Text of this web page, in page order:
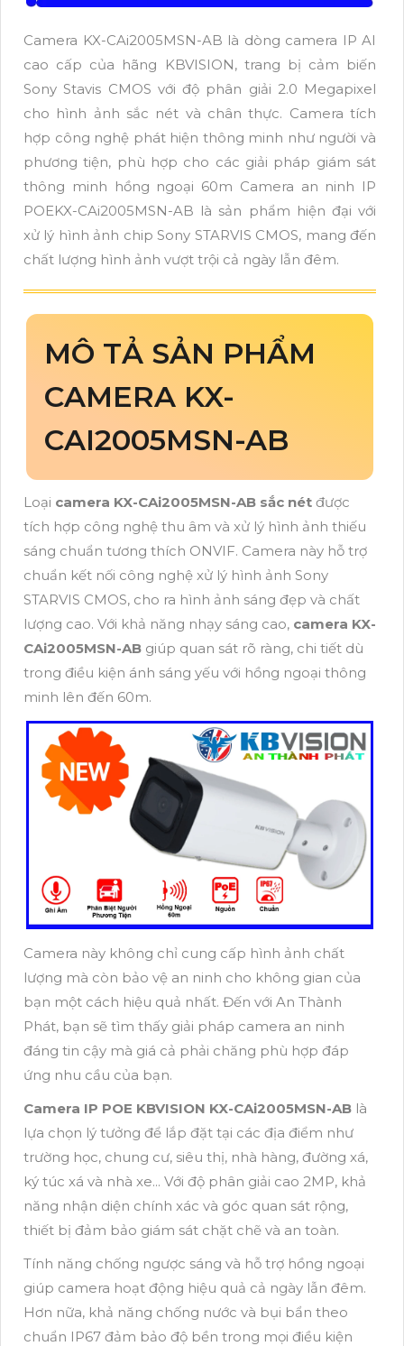
Camera KX-CAi2005MSN-AB là dòng camera IP AI
cao cấp của hãng KBVISION, trang bị cảm biến
Sony Stavis CMOS với độ phân giải 2.0 Megapixel
cho hình ảnh sắc nét và chân thực. Camera tích
hợp công nghệ phát hiện thông minh như người và
phương tiện, phù hợp cho các giải pháp giám sát
thông minh hồng ngoại 60m Camera an ninh IP
POEKX-CAi2005MSN-AB là sản phẩm hiện đại với
xử lý hình ảnh chip Sony STARVIS CMOS, mang đến
chất lượng hình ảnh vượt trội cả ngày lẫn đêm.
MÔ TẢ SẢN PHẨM
CAMERA KX-
CAI2005MSN-AB
Loại camera KX-CAi2005MSN-AB sắc nét được
tích hợp công nghệ thu âm và xử lý hình ảnh thiếu
sáng chuẩn tương thích ONVIF. Camera này hỗ trợ
chuẩn kết nối công nghệ xử lý hình ảnh Sony
STARVIS CMOS, cho ra hình ảnh sáng đẹp và chất
lượng cao. Với khả năng nhạy sáng cao, camera KX-
CAi2005MSN-AB giúp quan sát rõ ràng, chi tiết dù
trong điều kiện ánh sáng yếu với hồng ngoại thông
minh lên đến 60m.
Camera này không chỉ cung cấp hình ảnh chất
lượng mà còn bảo vệ an ninh cho không gian của
bạn một cách hiệu quả nhất. Đến với An Thành
Phát, bạn sẽ tìm thấy giải pháp camera an ninh
đáng tin cậy mà giá cả phải chăng phù hợp đáp
ứng nhu cầu của bạn.
Camera IP POE KBVISION KX-CAi2005MSN-AB là
lựa chọn lý tưởng để lắp đặt tại các địa điểm như
trường học, chung cư, siêu thị, nhà hàng, đường xá,
ký túc xá và nhà xe... Với độ phân giải cao 2MP, khả
năng nhận diện chính xác và góc quan sát rộng,
thiết bị đảm bảo giám sát chặt chẽ và an toàn.
Tính năng chống ngược sáng và hỗ trợ hồng ngoại
giúp camera hoạt động hiệu quả cả ngày lẫn đêm.
Hơn nữa, khả năng chống nước và bụi bẩn theo
chuẩn IP67 đảm bảo độ bền trong mọi điều kiện